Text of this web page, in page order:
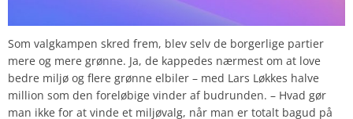
Som valgkampen skred frem, blev selv de borgerlige partier
mere og mere grønne. Ja, de kappedes nærmest om at love
bedre miljø og flere grønne elbiler – med Lars Løkkes halve
million som den foreløbige vinder af budrunden. – Hvad gør
man ikke for at vinde et miljøvalg, når man er totalt bagud på